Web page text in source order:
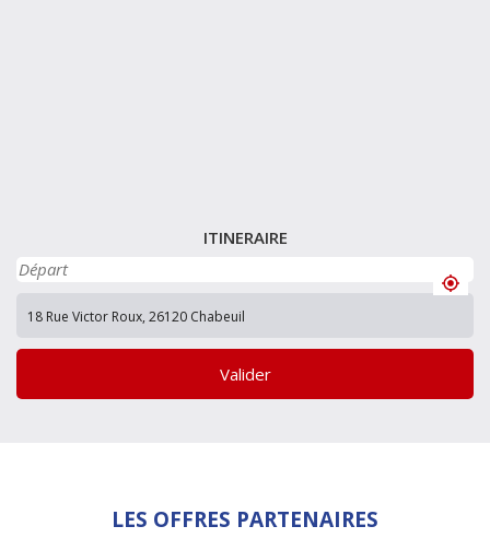
ITINERAIRE
Valider
LES OFFRES PARTENAIRES